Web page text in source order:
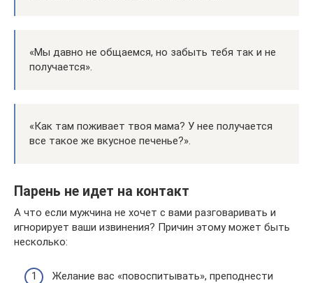
«Мы давно не общаемся, но забыть тебя так и не
получается».
«Как там поживает твоя мама? У нее получается
все такое же вкусное печенье?».
Парень не идет на контакт
А что если мужчина не хочет с вами разговаривать и
игнорирует ваши извинения? Причин этому может быть
несколько:
Желание вас «повоспитывать», преподнести